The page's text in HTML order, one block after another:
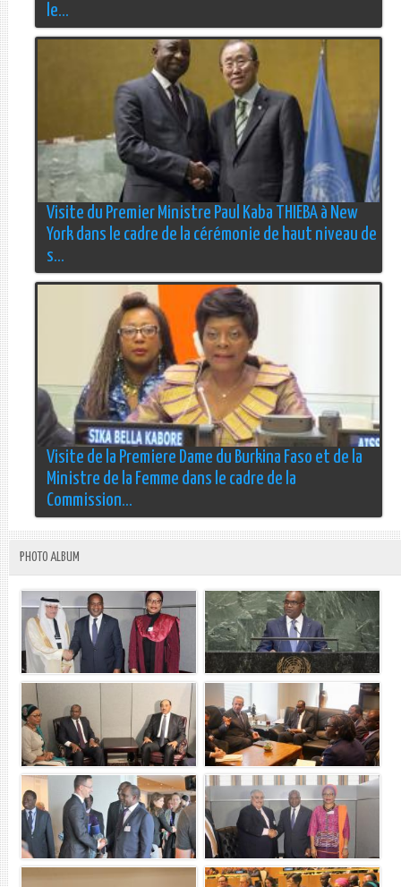
le...
Visite du Premier Ministre Paul Kaba THIEBA à New
York dans le cadre de la cérémonie de haut niveau de
s...
Visite de la Premiere Dame du Burkina Faso et de la
Ministre de la Femme dans le cadre de la
Commission...
PHOTO ALBUM